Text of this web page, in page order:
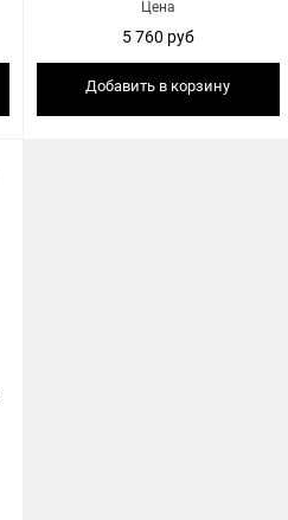
Цена
5 760 руб
Добавить в корзину